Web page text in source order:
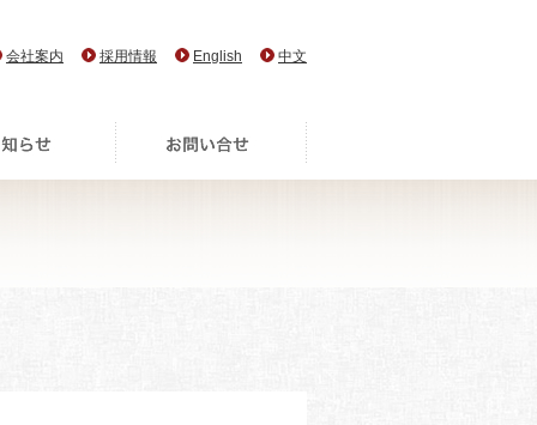
会社案内 採用情報 English 中文